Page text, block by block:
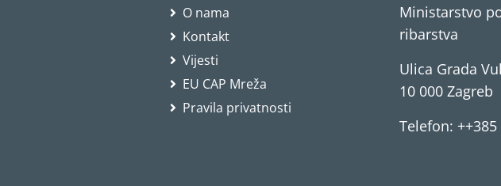
O nama
Kontakt
Vijesti
EU CAP Mreža
Pravila privatnosti
Ministarstvo
ribarstva
Ulica Grada
10 000 Zagreb
Telefon: ++385